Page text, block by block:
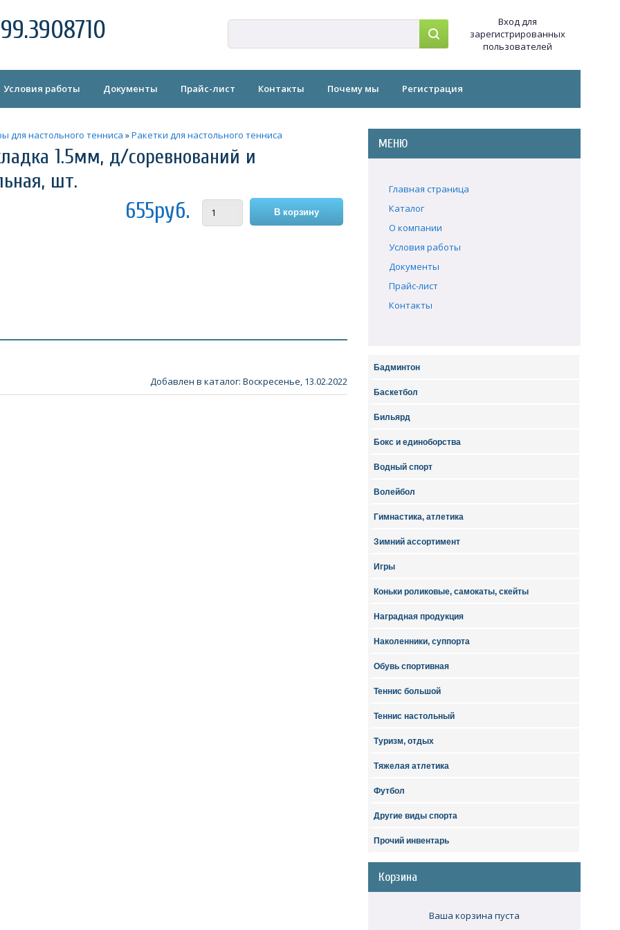
Вход для
зарегистрированных
пользователей
Условия работы Документы Прайс-лист Контакты Почему мы Регистрация
для настольного тенниса »Ракетки для настольного тенниса
1.5мм, д/соревнований и
шт.
655руб.
Добавлен в каталог: Воскресенье, 13.02.2022
МЕНЮ
Главная страница
Каталог
О компании
Условия работы
Документы
Прайс-лист
Контакты
Бадминтон
Баскетбол
Бильярд
Бокс и единоборства
Водный спорт
Волейбол
Гимнастика, атлетика
Зимний ассортимент
Игры
Коньки роликовые, самокаты, скейты
Наградная продукция
Наколенники, суппорта
Обувь спортивная
Теннис большой
Теннис настольный
Туризм, отдых
Тяжелая атлетика
Футбол
Другие виды спорта
Прочий инвентарь
Корзина
Ваша корзина пуста